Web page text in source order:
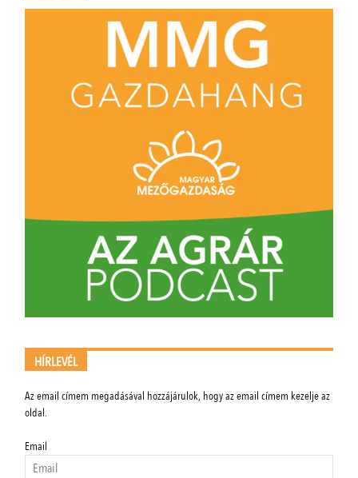
HÍRLEVÉL
Az email címem megadásával hozzájárulok, hogy az email címem kezelje az
oldal.
Email